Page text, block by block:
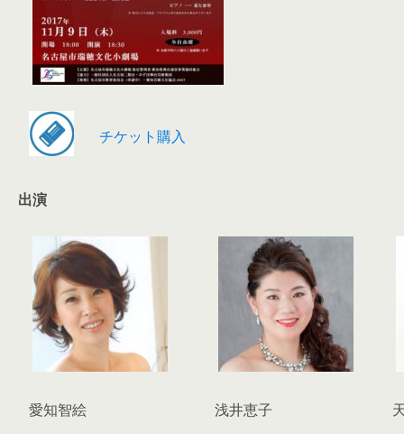
チケット購入
出演
愛知智絵 浅井恵子